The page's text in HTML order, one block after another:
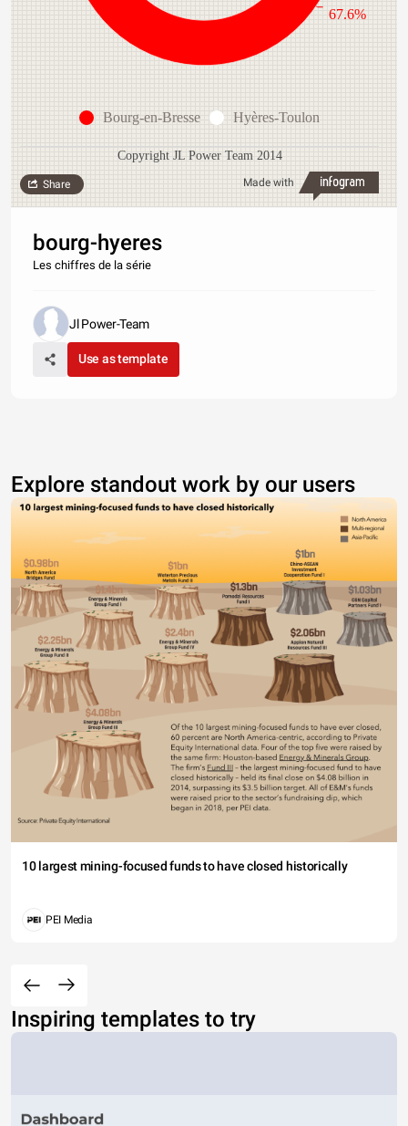
Bourg-en-Bresse Hyères-Toulon
67.6%
Copyright JL Power Team 2014
Made with
Share
bourg-hyeres
Les chiffres de la série
Jl Power-Team
Use as template
Explore standout work by our users
10 largest mining-focused funds to have closed historically
PEI Media
Inspiring templates to try